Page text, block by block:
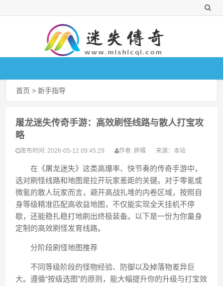
首页 >新手指导
屠龙迷失传奇手游：高效刷怪线路与散人打宝攻
略
发布时间: 2026-05-12 09:45:29 作者: 胖橘 来源：本站
在《屠龙迷失》这类高爆率、快节奏的传奇手游中，
选对刷怪线路和地图是拉开玩家差距的关键。对于零氪或
微氪的散人玩家而言，避开高战扎堆的内卷区域，按照自
身等级精准匹配高收益地图，不仅能实现全天挂机不停
歇，还能稳扎稳打地刷出终极装备。以下是一份为你量身
定制的高效刷怪发育线路。
️分阶段刷怪地图推荐
不同等级阶段的怪物经验、防御以及掉落物差异巨
大。遵循“按级选图”的原则，能大幅提升你的升级与打宝效